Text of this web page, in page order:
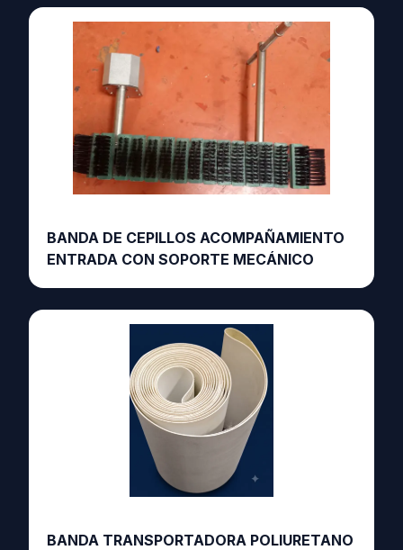
BANDA DE CEPILLOS ACOMPAÑAMIENTO
ENTRADA CON SOPORTE MECÁNICO
BANDA TRANSPORTADORA POLIURETANO